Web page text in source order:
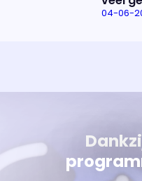
04-06-